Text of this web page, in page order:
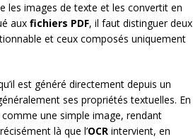
les images de texte et les convertit en
aux fichiers PDF, il faut distinguer deux
et ceux composés uniquement
est généré directement depuis un
ses propriétés textuelles. En
une simple image, rendant
là que l’OCR intervient, en